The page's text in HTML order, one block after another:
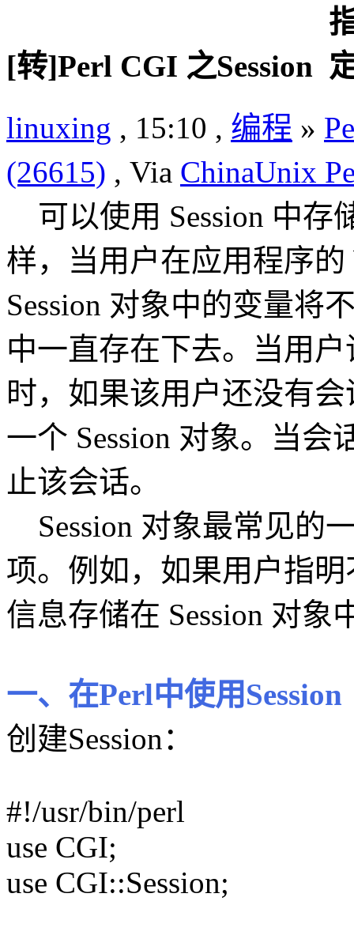
[转]Perl CGI 之Session
linuxing , 15:10 , 编程 »
(26615) , Via ChinaUnix
可以使用 Session 中存
样，当用户在应用程序
Session 对象中的变量将
中一直存在下去。当用
时，如果该用户还没有
一个 Session 对象。当
止该会话。
Session 对象最常见的
项。例如，如果用户指
信息存储在 Session 对象
一、在Perl中使用Session
创建Session：
#!/usr/bin/perl
use CGI;
use CGI::Session;